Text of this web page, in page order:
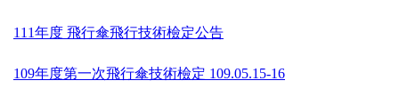
111年度 飛行傘飛行技術檢定公告
109年度第一次飛行傘技術檢定 109.05.15-16